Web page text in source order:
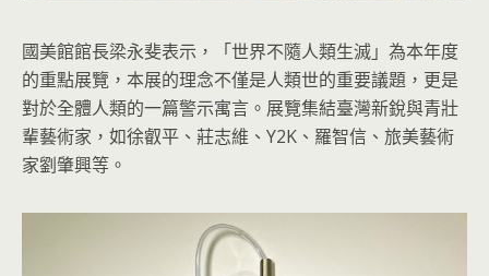
國美館館長梁永斐表示，「世界不隨人類生滅」為本年度
的重點展覽，本展的理念不僅是人類世的重要議題，更是
對於全體人類的一篇警示寓言。展覽集結臺灣新銳與青壯
輩藝術家，如徐叡平、莊志維、Y2K、羅智信、旅美藝術
家劉肇興等。